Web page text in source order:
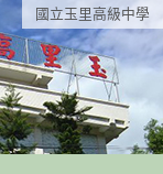
國立玉里高級中學